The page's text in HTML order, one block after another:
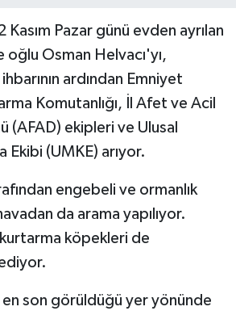
Kasım Pazar günü evden ayrılan
oğlu Osman Helvacı'yı,
ihbarının ardından Emniyet
Komutanlığı, İl Afet ve Acil
(AFAD) ekipleri ve Ulusal
Ekibi (UMKE) arıyor.
engebeli ve ormanlık
da arama yapılıyor.
kurtarma köpekleri de
son görüldüğü yer yönünde